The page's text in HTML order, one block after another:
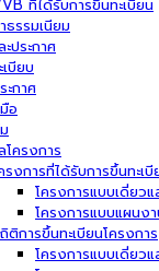
ที่ได้รับการขึ้นทะเบียน
ธรรมเนียม
ะประกาศ
เบียบ
ะกาศ
อ
ครงการ
รงการที่ได้รับการขึ้นทะเบี
โครงการแบบเดี่ยว
โครงการแบบแผนง
ติการขึ้นทะเบียนโครงการ
โครงการแบบเดี่ยว